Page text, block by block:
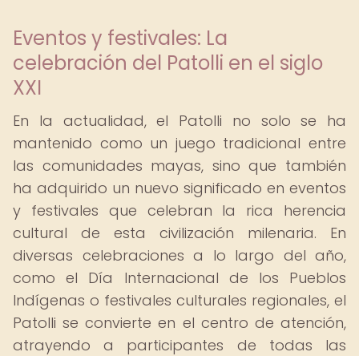
Eventos y festivales: La
celebración del Patolli en el siglo
XXI
En la actualidad, el Patolli no solo se ha
mantenido como un juego tradicional entre
las comunidades mayas, sino que también
ha adquirido un nuevo significado en eventos
y festivales que celebran la rica herencia
cultural de esta civilización milenaria. En
diversas celebraciones a lo largo del año,
como el Día Internacional de los Pueblos
Indígenas o festivales culturales regionales, el
Patolli se convierte en el centro de atención,
atrayendo a participantes de todas las